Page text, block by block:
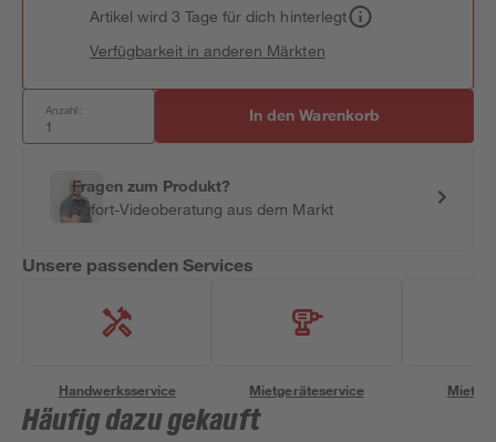
Artikel wird 3 Tage für dich hinterlegt
Verfügbarkeit in anderen Märkten
Anzahl: In den Warenkorb
Fragen zum Produkt?
Sofort-Videoberatung aus dem Markt
Unsere passenden Services
Handwerksservice Mietgeräteservice
Häufig dazu gekauft